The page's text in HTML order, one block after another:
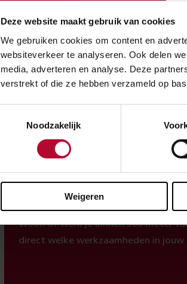
Deze website maakt gebruik van cookies
We gebruiken cookies om content en
websiteverkeer te analyseren. Ook delen
media, adverteren en analyse. Deze
verstrekt of die ze hebben verzameld op
Noodzakelijk
Weigeren
Ben je tevreden
Spoorwerkcheck
Woon of werk je binnen 300 meter
direct welke werkzaamheden in jouw